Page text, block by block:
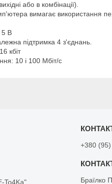
або в комбінації).
вимагає використання
5 B
підтримка 4 з'єднань.
кбіт
10 і 100 Мбіт/с
To4Ka"
+380
Браїлко